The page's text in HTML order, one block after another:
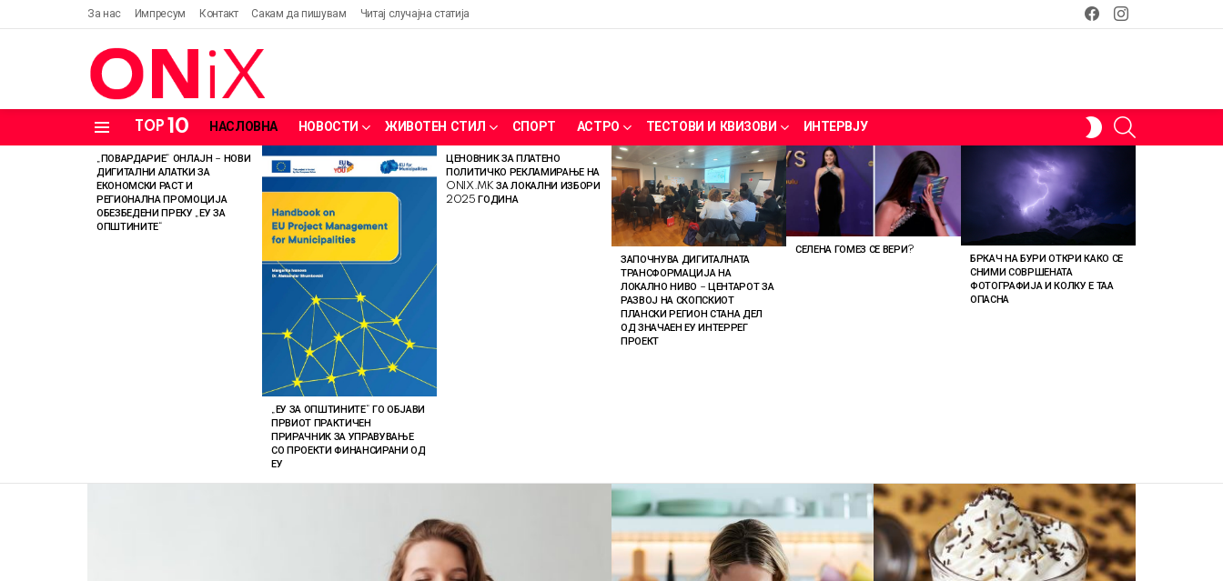
За нас Импресум Контакт Сакам да пишувам Читај случајна статија
facebookinstagram
TOP 10 НАСЛОВНА НОВОСТИ ЖИВОТЕН СТИЛ СПОРТ АСТРО ТЕСТОВИ И КВИЗОВИ ИНТЕРВЈУ
SWITCH
SKIN
LATEST
STORIES
„ПОВАРДАРИЕ“ ОНЛАЈН – НОВИ
ДИГИТАЛНИ АЛАТКИ ЗА
ЕКОНОМСКИ РАСТ И
РЕГИОНАЛНА ПРОМОЦИЈА
ОБЕЗБЕДЕНИ ПРЕКУ „ЕУ ЗА
ОПШТИНИТЕ“
„ЕУ ЗА ОПШТИНИТЕ“ ГО ОБЈАВИ
ПРВИОТ ПРАКТИЧЕН
ПРИРАЧНИК ЗА УПРАВУВАЊЕ
СО ПРОЕКТИ ФИНАНСИРАНИ ОД
ЕУ
ЦЕНОВНИК ЗА ПЛАТЕНО
ПОЛИТИЧКО РЕКЛАМИРАЊЕ НА
ONIX.MK ЗА ЛОКАЛНИ ИЗБОРИ
2025 ГОДИНА
ЗАПОЧНУВА ДИГИТАЛНАТА
ТРАНСФОРМАЦИЈА НА
ЛОКАЛНО НИВО – ЦЕНТАРОТ ЗА
РАЗВОЈ НА СКОПСКИОТ
ПЛАНСКИ РЕГИОН СТАНА ДЕЛ
ОД ЗНАЧАЕН ЕУ ИНТЕРРЕГ
ПРОЕКТ
СЕЛЕНА ГОМЕЗ СЕ ВЕРИ?
БРКАЧ НА БУРИ ОТКРИ КАКО СЕ
СНИМИ СОВРШЕНАТА
ФОТОГРАФИЈА И КОЛКУ Е ТАА
ОПАСНА